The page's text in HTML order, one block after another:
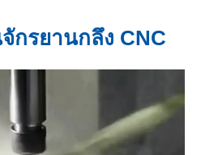
รยานกลึง CNC